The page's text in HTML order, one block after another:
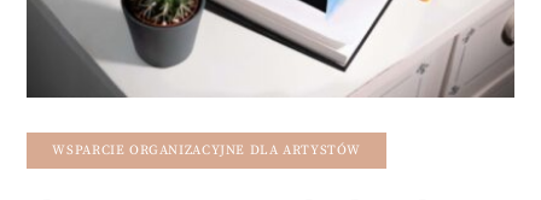
WSPARCIE ORGANIZACYJNE DLA ARTYSTÓW